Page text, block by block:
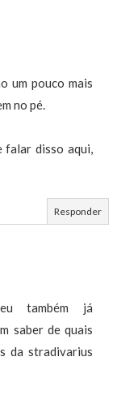
um pouco mais
no pé.
falar disso aqui,
Responder
também já
saber de quais
da stradivarius